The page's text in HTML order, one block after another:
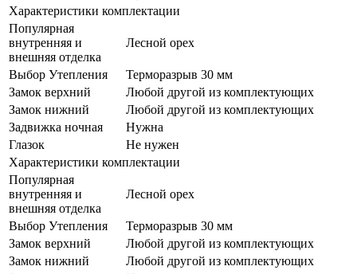
Характеристики комплектации
Популярная
внутренняя и
внешняя отделка
Лесной орех
Выбор Утепления
Терморазрыв 30 мм
Замок верхний
Любой другой из комплектующих
Замок нижний
Любой другой из комплектующих
Задвижка ночная
Нужна
Глазок
Не нужен
Характеристики комплектации
Популярная
внутренняя и
внешняя отделка
Лесной орех
Выбор Утепления
Терморазрыв 30 мм
Замок верхний
Любой другой из комплектующих
Замок нижний
Любой другой из комплектующих